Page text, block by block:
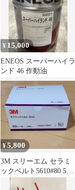
¥ 15,000
ENEOS スーパーハイラ
ンド 46 作動油
¥5,800
3M スリーエム セラミ
ックベルト5610#80 50
本入